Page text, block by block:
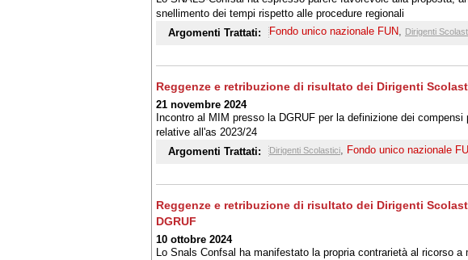
snellimento dei tempi rispetto alle procedure regionali
Argomenti Trattati:
Fondo unico nazionale FUN, Dirigenti
Reggenze e retribuzione di risultato dei Dirigenti
21 novembre 2024
Incontro al MIM presso la DGRUF per la definizione dei
relative all'as 2023/24
Argomenti Trattati:
Dirigenti Scolastici, Fondo unico nazionale
Reggenze e retribuzione di risultato dei Dirigenti
DGRUF
10 ottobre 2024
Lo Snals Confsal ha manifestato la propria contrarietà al ricorso